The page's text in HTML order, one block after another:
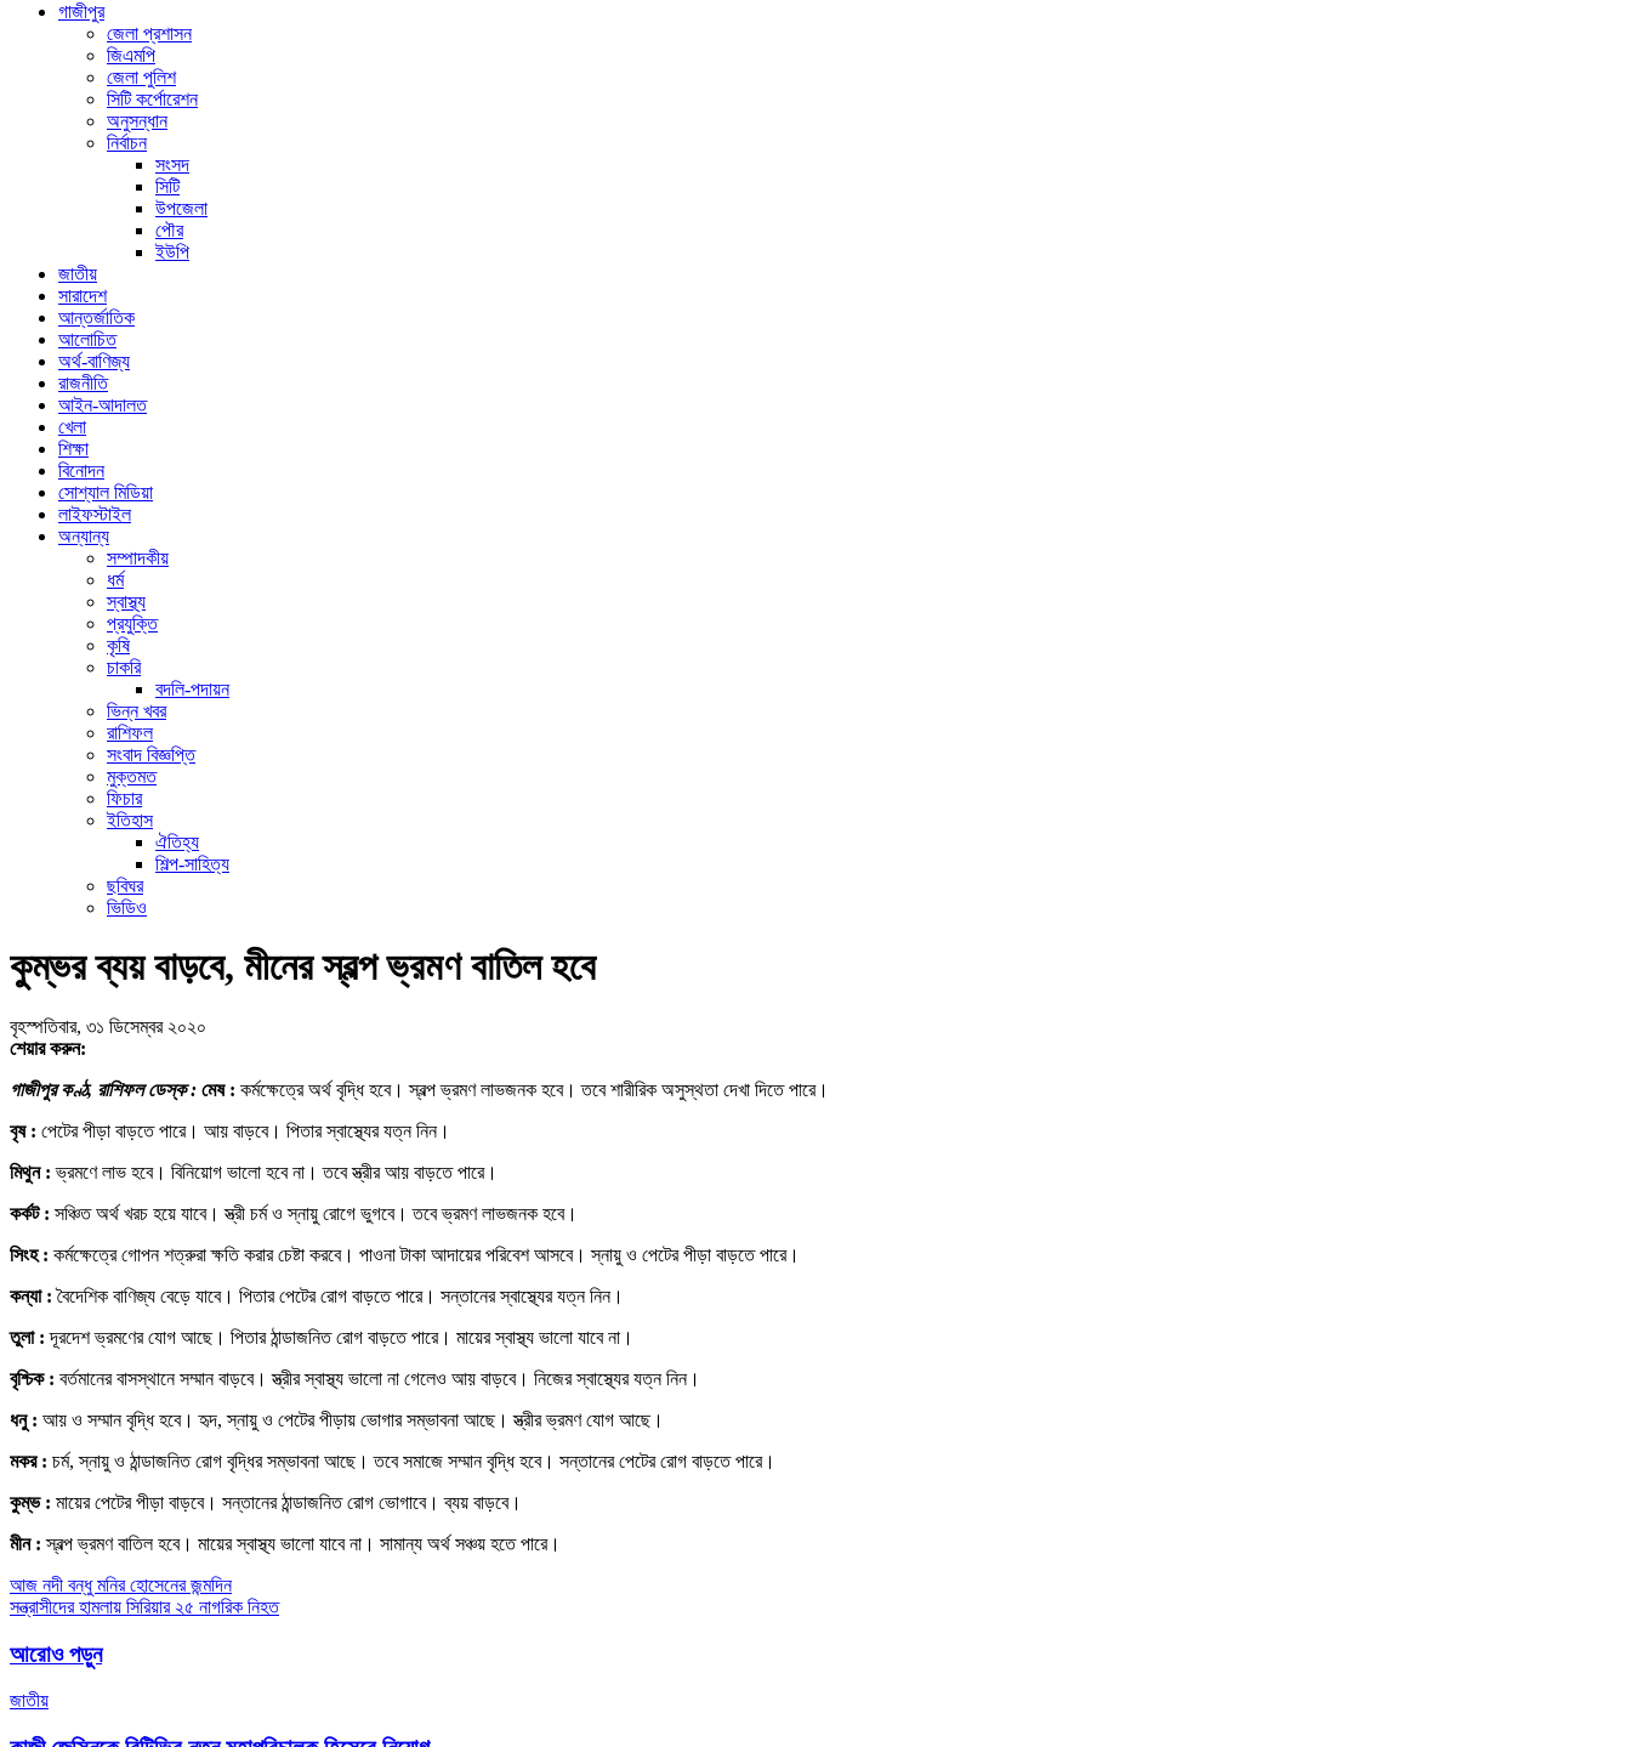
গাজীপুর
জেলা প্রশাসন
জিএমপি
জেলা পুলিশ
সিটি কর্পোরেশন
অনুসন্ধান
নির্বাচন
সংসদ
সিটি
উপজেলা
পৌর
ইউপি
জাতীয়
সারাদেশ
আন্তর্জাতিক
আলোচিত
অর্থ-বাণিজ্য
রাজনীতি
আইন-আদালত
খেলা
শিক্ষা
বিনোদন
সোশ্যাল মিডিয়া
লাইফস্টাইল
অন্যান্য
সম্পাদকীয়
ধর্ম
স্বাস্থ্য
প্রযুক্তি
কৃষি
চাকরি
বদলি-পদায়ন
ভিন্ন খবর
রাশিফল
সংবাদ বিজ্ঞপ্তি
মুক্তমত
ফিচার
ইতিহাস
ঐতিহ্য
শিল্প-সাহিত্য
ছবিঘর
ভিডিও
কুম্ভর ব্যয় বাড়বে, মীনের স্বল্প ভ্রমণ বাতিল হবে
বৃহস্পতিবার, ৩১ ডিসেম্বর ২০২০
শেয়ার করুন:
গাজীপুর কণ্ঠ, রাশিফল ডেস্ক : মেষ : কর্মক্ষেত্রে অর্থ বৃদ্ধি হবে। স্বল্প ভ্রমণ লাভজনক হবে। তবে শারীরিক অসুস্থতা দেখা দিতে পারে।
বৃষ : পেটের পীড়া বাড়তে পারে। আয় বাড়বে। পিতার স্বাস্থ্যের যত্ন নিন।
মিথুন : ভ্রমণে লাভ হবে। বিনিয়োগ ভালো হবে না। তবে স্ত্রীর আয় বাড়তে পারে।
কর্কট : সঞ্চিত অর্থ খরচ হয়ে যাবে। স্ত্রী চর্ম ও স্নায়ু রোগে ভুগবে। তবে ভ্রমণ লাভজনক হবে।
সিংহ : কর্মক্ষেত্রে গোপন শত্রুরা ক্ষতি করার চেষ্টা করবে। পাওনা টাকা আদায়ের পরিবেশ আসবে। স্নায়ু ও পেটের পীড়া বাড়তে পারে।
কন্যা :বৈদেশিক বাণিজ্য বেড়ে যাবে। পিতার পেটের রোগ বাড়তে পারে। সন্তানের স্বাস্থ্যের যত্ন নিন।
তুলা : দূরদেশ ভ্রমণের যোগ আছে। পিতার ঠান্ডাজনিত রোগ বাড়তে পারে। মায়ের স্বাস্থ্য ভালো যাবে না।
বৃশ্চিক : বর্তমানের বাসস্থানে সম্মান বাড়বে। স্ত্রীর স্বাস্থ্য ভালো না গেলেও আয় বাড়বে। নিজের স্বাস্থ্যের যত্ন নিন।
ধনু : আয় ও সম্মান বৃদ্ধি হবে। হৃদ, স্নায়ু ও পেটের পীড়ায় ভোগার সম্ভাবনা আছে। স্ত্রীর ভ্রমণ যোগ আছে।
মকর : চর্ম, স্নায়ু ও ঠান্ডাজনিত রোগ বৃদ্ধির সম্ভাবনা আছে। তবে সমাজে সম্মান বৃদ্ধি হবে। সন্তানের পেটের রোগ বাড়তে পারে।
কুম্ভ : মায়ের পেটের পীড়া বাড়বে। সন্তানের ঠান্ডাজনিত রোগ ভোগাবে। ব্যয় বাড়বে।
মীন : স্বল্প ভ্রমণ বাতিল হবে। মায়ের স্বাস্থ্য ভালো যাবে না। সামান্য অর্থ সঞ্চয় হতে পারে।
Post
navigation
আজ নদী বন্ধু মনির হোসেনের জন্মদিন
সন্ত্রাসীদের হামলায় সিরিয়ার ২৫ নাগরিক নিহত
আরোও পড়ুন
জাতীয়